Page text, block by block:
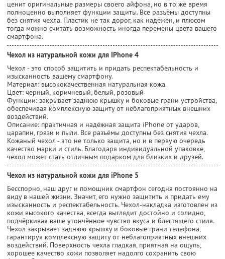
ценит оригинальные размеры своего айфона, но в то же время
полноценно выполняет функции защиты. Все разъёмы доступны
без снятия чехла. Пластик не так дорог, как надёжен, и плюсом
тогда можно считать возможность иногда перемены цвета вашего
смартфона.
Чехол из натуральной кожи для IPhone 4
Чехол - это способ защитить и придать респектабельность и
изысканность вашему смартфону.
Материал: высококачественная натуральная кожа.
Цвет: чёрный, коричневый, белый, розовый
Функции: закрывает заднюю крышку и боковые грани устройства,
обеспечивая комплексную защиту от неблагоприятных внешних
воздействий.
Описание: практичная и надёжная защита iPhone от ударов,
царапин, грязи и пыли. Все разъёмы доступны без снятия чехла.
Кожаный чехол - это не только защита, но и в первую очередь
качество марки и стиль. Благодаря индивидуальной упаковке,
чехол может стать отличным подарком для близких и друзей.
Чехол из натуральной кожи для iPhone 5
Бесспорно, наш друг и помощник смартфон сегодня постоянно на
виду в нашей жизни. Значит, его нужно защитить и придать ему
изысканность и респектабельность. Чехол-накладка изготовлен из
кожи высокого качества, всегда выглядит достойно и солидно,
подчёркивая ваше утончённое чувство вкуса и блестящего стиля.
Чехол закрывает заднюю крышку и боковые грани телефона,
гарантируя комплексную защиту от неблагоприятных внешних
воздействий. Поверхность чехла гладкая, приятная на ощупь,
хорошее качество кожи позволяет надолго сохранить свою